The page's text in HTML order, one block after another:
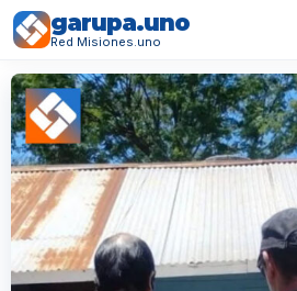
garupa.uno
Red Misiones.uno